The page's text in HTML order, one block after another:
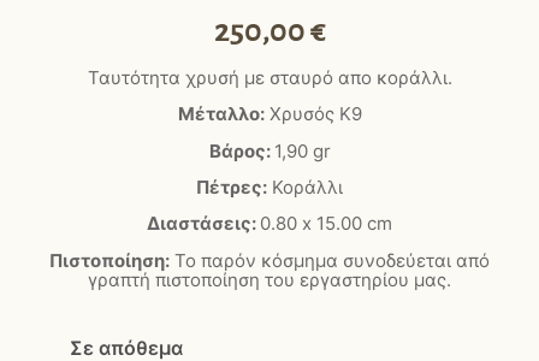
250,00€
Ταυτότητα χρυσή με σταυρό απο κοράλλι.
Μέταλλο:Χρυσός Κ9
Βάρος: 1,90 gr
Πέτρες: Κοράλλι
Διαστάσεις: 0.80 x 15.00 cm
Πιστοποίηση: Το παρόν κόσμημα συνοδεύεται από
γραπτή πιστοποίηση του εργαστηρίου μας.
Σε απόθεμα